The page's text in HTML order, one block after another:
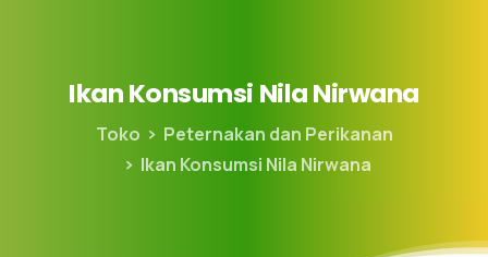
IkanKonsumsi NilaNirwana
Toko
Peternakan dan Perikanan
Ikan Konsumsi Nila Nirwana